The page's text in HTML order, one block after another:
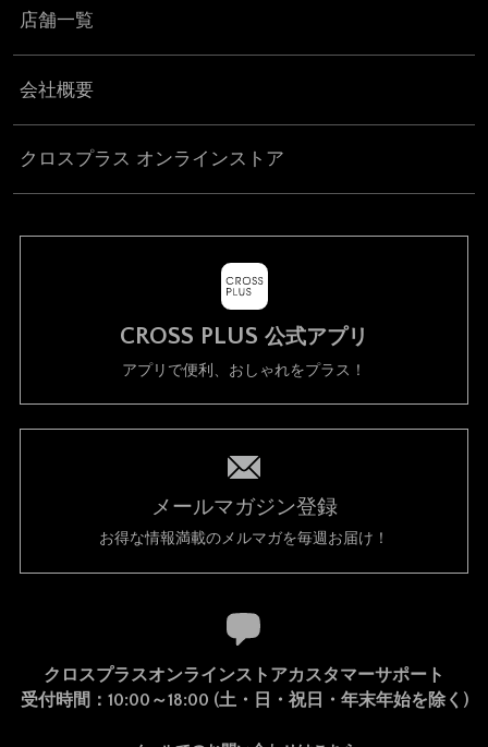
店舗一覧
会社概要
クロスプラス オンラインストア
CROSS PLUS 公式アプリ
アプリで便利、おしゃれをプラス！
メールマガジン登録
お得な情報満載のメルマガを毎週お届け！
クロスプラスオンラインストアカスタマーサポート
受付時間：10:00～18:00 (土・日・祝日・年末年始を除く)